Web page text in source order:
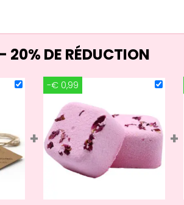
20% DE RÉDUCTION
+
-€ 0,99
+